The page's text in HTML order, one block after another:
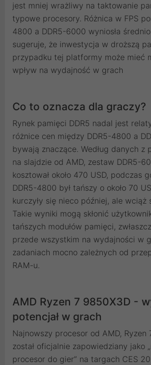
jest mniej wrażliwy na taktowanie
typowe procesory. Różnica w FPS
4800 a DDR5-6000 wyniosła
sugeruje, że inwestycja w droższą
przypadku tej platformy może mieć
wpływ na wydajność w grach
Co to oznacza dla graczy?
Rynek pamięci DDR5 nadal jest
różnice cen między DDR5-4800 a
bywają znaczące. Według danych z
na slajdzie od AMD, zestaw DDR5-
kosztował około 470 USD, podczas
DDR5-4800 był tańszy o około 70
kurczyły się nieco później, ale wciąż
Takie wyniki mogą skłonić
tańszych modułów pamięci,
przede wszystkim na wydajności w
zadaniach mocno zależnych od
RAM-u.
AMD Ryzen 7 9850X3D -
potencjał w grach
Najnowszy procesor od AMD, Ryzen
został oficjalnie zapowiedziany jako
procesor do gier” na targach CES